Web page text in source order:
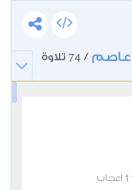
/
74 تلاوة
اعجاب